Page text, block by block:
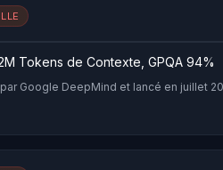
Tokens de Contexte, GPQA 94%
Google DeepMind et lancé en